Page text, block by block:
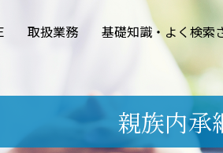
取扱業務 基礎知識・よく検索
親族内承